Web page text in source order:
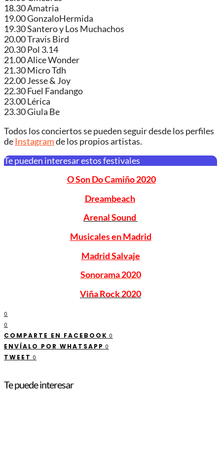
18.30 Amatria
19.00 GonzaloHermida
19.30 Santero y Los Muchachos
20.00 Travis Bird
20.30 Pol 3.14
21.00 Alice Wonder
21.30 Micro Tdh
22.00 Jesse & Joy
22.30 Fuel Fandango
23.00 Lérica
23.30 Giula Be
Todos los conciertos se pueden seguir desde los perfiles
deInstagramde los propios artistas.
Te pueden interesar estos festivales
O Son Do Camiño 2020
Dreambeach
Arenal Sound
Musicales en Madrid
Madrid Salvaje
Sonorama 2020
Viña Rock 2020
0
0
COMPARTE EN FACEBOOK 0
ENVÍALO POR WHATSAPP 0
TWEET 0
Te puede interesar